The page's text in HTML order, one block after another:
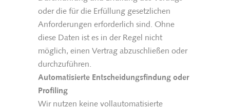
oder die für die Erfüllung gesetzlichen
Anforderungen erforderlich sind. Ohne
diese Daten ist es in der Regel nicht
möglich, einen Vertrag abzuschließen oder
durchzuführen.
Automatisierte Entscheidungsfindung oder
Profiling
Wir nutzen keine vollautomatisierte